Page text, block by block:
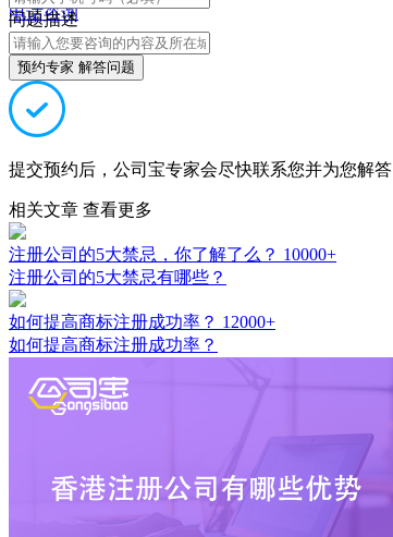
电话咨询
问题描述
预约专家 解答问题
提交预约后，公司宝专家会尽快联系您并为您解答
相关文章 查看更多
注册公司的5大禁忌，你了解了么？ 10000+
注册公司的5大禁忌有哪些？
如何提高商标注册成功率？ 12000+
如何提高商标注册成功率？